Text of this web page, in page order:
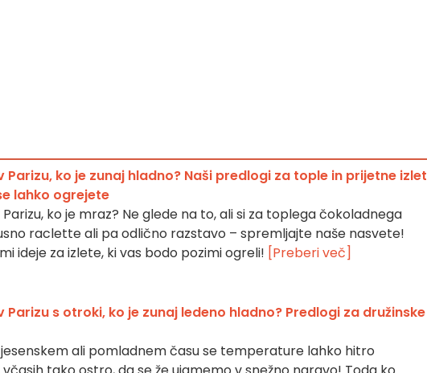
Parizu, ko je zunaj hladno? Naši predlogi za tople in prijetne
lahko ogrejete
ko je mraz? Ne glede na to, ali si za toplega čokoladnega
raclette ali pa odlično razstavo – spremljajte naše nasvete!
ideje za izlete, ki vas bodo pozimi ogreli! [Preberi več]
Parizu s otroki, ko je zunaj ledeno hladno? Predlogi za družinske
ali pomladnem času se temperature lahko hitro